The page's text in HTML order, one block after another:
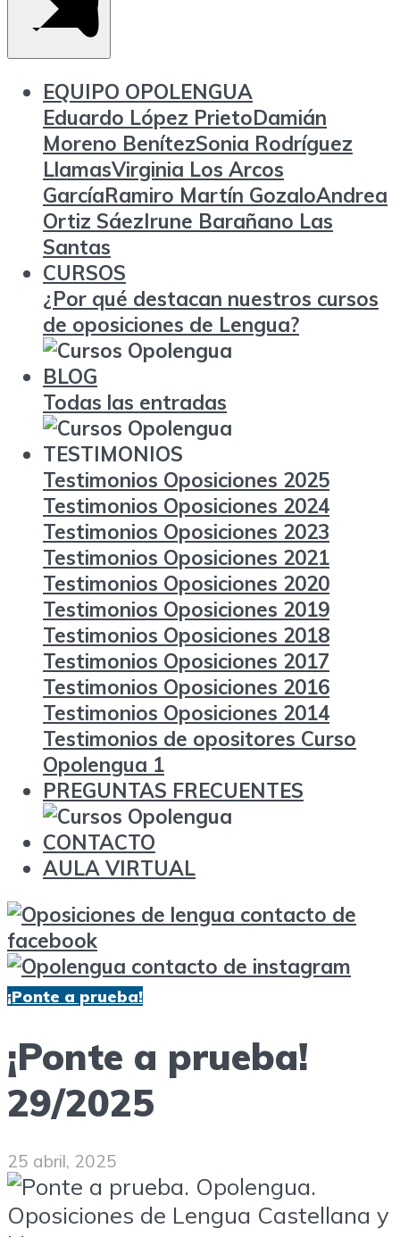
EQUIPO OPOLENGUA
Eduardo López PrietoDamián
Moreno BenítezSonia Rodríguez
LlamasVirginia Los Arcos
GarcíaRamiro Martín GozaloAndrea
Ortiz SáezIrune Barañano Las
Santas
CURSOS
¿Por qué destacan nuestros cursos
de oposiciones de Lengua?
BLOG
Todas las entradas
TESTIMONIOS
Testimonios Oposiciones 2025
Testimonios Oposiciones 2024
Testimonios Oposiciones 2023
Testimonios Oposiciones 2021
Testimonios Oposiciones 2020
Testimonios Oposiciones 2019
Testimonios Oposiciones 2018
Testimonios Oposiciones 2017
Testimonios Oposiciones 2016
Testimonios Oposiciones 2014
Testimonios de opositores Curso
Opolengua 1
PREGUNTAS FRECUENTES
CONTACTO
AULA VIRTUAL
¡Ponte a prueba!
¡Ponte a prueba!
29/2025
25 abril, 2025